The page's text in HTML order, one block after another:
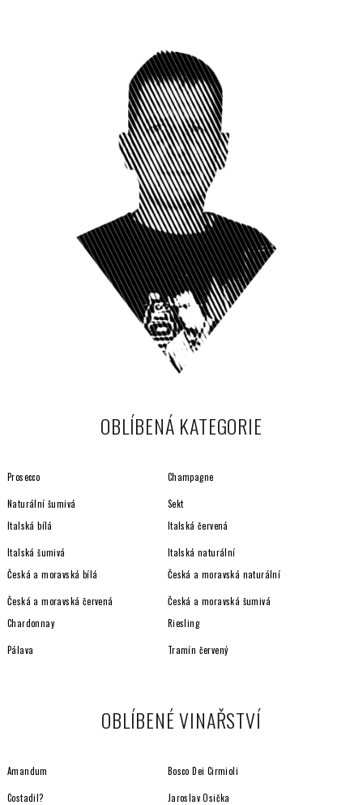
OBLÍBENÁ KATEGORIE
Prosecco Champagne
Naturální šumivá
Sekt
Italská bílá
Italská červená
Italská šumivá
Italská naturální
Česká a moravská bílá
Česká a moravská naturální
Česká a moravská červená
Česká a moravská šumivá
Chardonnay
Riesling
Pálava Tramín červený
OBLÍBENÉ VINAŘSTVÍ
Amandum Bosco Dei Cirmioli
Costadil?
Jaroslav Osička